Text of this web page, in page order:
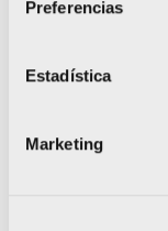
Preferencias
Estadística
Marketing